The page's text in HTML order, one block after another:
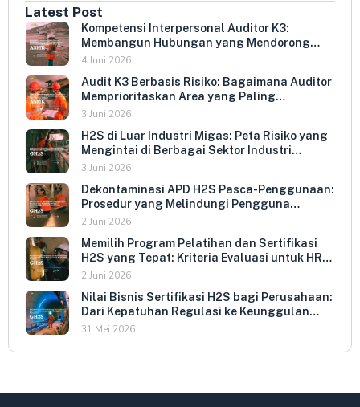
Latest Post
Kompetensi Interpersonal Auditor K3:
Membangun Hubungan yang Mendorong
Keterbukaan dan Kepatuhan Sukarela
4 Juni 2026
Audit K3 Berbasis Risiko: Bagaimana Auditor
Memprioritaskan Area yang Paling
Menentukan Kepatuhan Perusahaan
3 Juni 2026
H2S di Luar Industri Migas: Peta Risiko yang
Mengintai di Berbagai Sektor Industri
Indonesia
3 Juni 2026
Dekontaminasi APD H2S Pasca-Penggunaan:
Prosedur yang Melindungi Pengguna
Berikutnya dan Memperpanjang Umur
2 Juni 2026
Memilih Program Pelatihan dan Sertifikasi
H2S yang Tepat: Kriteria Evaluasi untuk HR
dan HSE Manager
2 Juni 2026
Nilai Bisnis Sertifikasi H2S bagi Perusahaan:
Dari Kepatuhan Regulasi ke Keunggulan
Kompetitif
31 Mei 2026